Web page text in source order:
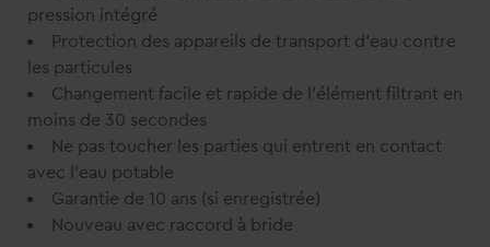
pression intégré
Protection des appareils de transport d'eau contre
les particules
Changement facile et rapide de l'élément filtrant en
moins de 30 secondes
Ne pas toucher les parties qui entrent en contact
avec l'eau potable
Garantie de 10 ans (si enregistrée)
Nouveau avec raccord à bride